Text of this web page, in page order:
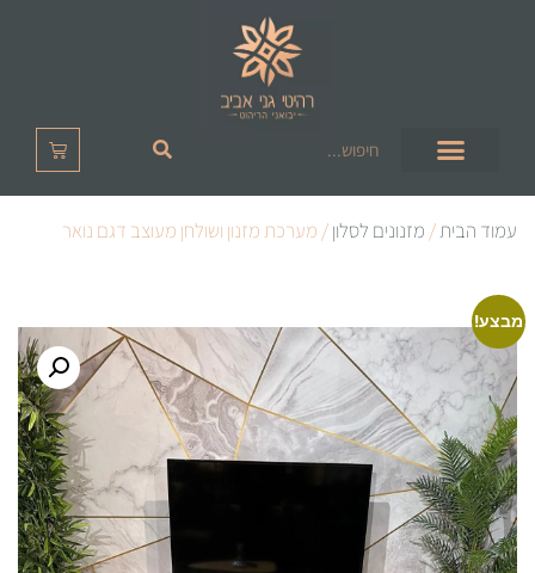
עמוד הבית/ מזנונים לסלון/ מערכת מזנון ושולחן מעוצב דגם נואר
מבצע!